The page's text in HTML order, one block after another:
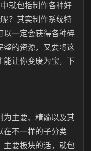
就包括制作各种好
？其实制作系统特
以一定会获得各种碎
整的资源，又要将这
能让你变废为宝，下
为主要、精髓以及其
在不一样的子分类
主要板块的话，就包